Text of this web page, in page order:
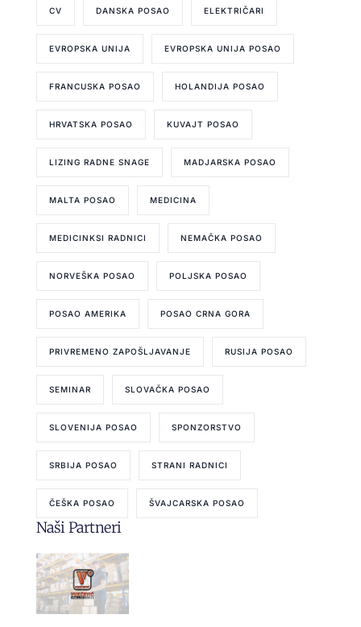
CV DANSKA POSAO ELEKTRIČARI
EVROPSKA UNIJA EVROPSKA UNIJA POSAO
FRANCUSKA POSAO HOLANDIJA POSAO
HRVATSKA POSAO KUVAJT POSAO
LIZING RADNE SNAGE MADJARSKA POSAO
MALTA POSAO MEDICINA
MEDICINKSI RADNICI NEMAČKA POSAO
NORVEŠKA POSAO POLJSKA POSAO
POSAO AMERIKA POSAO CRNA GORA
PRIVREMENO ZAPOŠLJAVANJE RUSIJA POSAO
SEMINAR SLOVAČKA POSAO
SLOVENIJA POSAO SPONZORSTVO
SRBIJA POSAO STRANI RADNICI
ČEŠKA POSAO ŠVAJCARSKA POSAO
Naši Partneri